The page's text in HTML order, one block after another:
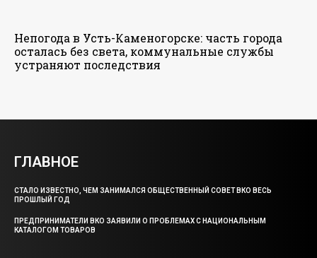
Непогода в Усть-Каменогорске: часть города
осталась без света, коммунальные службы
устраняют последствия
ГЛАВНОЕ
СТАЛО ИЗВЕСТНО, ЧЕМ ЗАНИМАЛСЯ ОБЩЕСТВЕННЫЙ СОВЕТ ВКО ВЕСЬ
ПРОШЛЫЙ ГОД
ПРЕДПРИНИМАТЕЛИ ВКО ЗАЯВИЛИ О ПРОБЛЕМАХ С НАЦИОНАЛЬНЫМ
КАТАЛОГОМ ТОВАРОВ